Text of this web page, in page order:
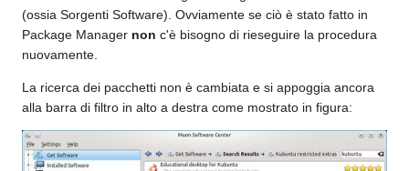
(ossia Sorgenti Software). Ovviamente se ciò è stato fatto in
Package Manager non c'è bisogno di rieseguire la procedura
nuovamente.
La ricerca dei pacchetti non è cambiata e si appoggia ancora
alla barra di filtro in alto a destra come mostrato in figura: